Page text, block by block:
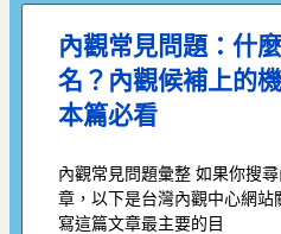
內觀常見問題：什
名？內觀候補上的
本篇必看
內觀常見問題彙整 如果你搜
章，以下是台灣內觀中心網
寫這篇文章最主要的目